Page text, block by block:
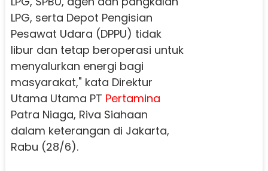
LPG, serta Depot Pengisian
Pesawat Udara (DPPU) tidak
libur dan tetap beroperasi untuk
menyalurkan energi bagi
masyarakat," kata Direktur
Utama Utama PT Pertamina
Patra Niaga, Riva Siahaan
dalam keterangan di Jakarta,
Rabu (28/6).